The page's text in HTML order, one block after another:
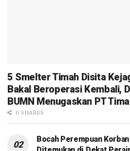
5 Smelter Timah Disita
Bakal Beroperasi Kembali,
BUMN Menugaskan PT
0 SHARES
Bocah Perempuan